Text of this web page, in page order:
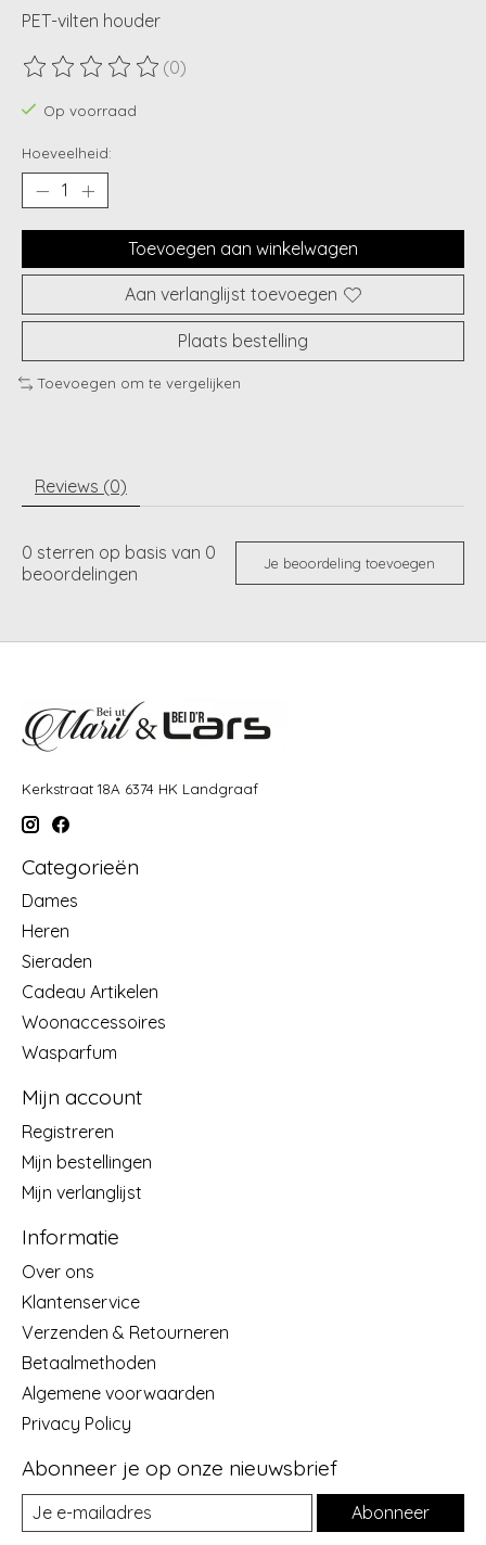
PET-vilten houder
De beoordeling van dit product is
(0)
Op voorraad
Hoeveelheid:
Toevoegen aan winkelwagen
Aan verlanglijst toevoegen
Plaats bestelling
Toevoegen om te vergelijken
Reviews (0)
0 sterren op basis van 0
beoordelingen
Je beoordeling toevoegen
Kerkstraat 18A 6374 HK Landgraaf
Categorieën
Dames
Heren
Sieraden
Cadeau Artikelen
Woonaccessoires
Wasparfum
Mijn account
Registreren
Mijn bestellingen
Mijn verlanglijst
Informatie
Over ons
Klantenservice
Verzenden & Retourneren
Betaalmethoden
Algemene voorwaarden
Privacy Policy
Abonneer je op onze nieuwsbrief
Abonneer